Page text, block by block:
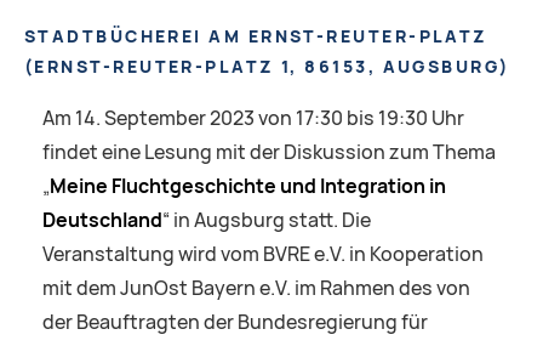
STADTBÜCHEREI AM ERNST-REUTER-PLATZ
(ERNST-REUTER-PLATZ 1, 86153, AUGSBURG)
Am 14. September 2023 von 17:30 bis 19:30 Uhr
findet eine Lesung mit der Diskussion zum Thema
„Meine Fluchtgeschichte und Integration in
Deutschland“ in Augsburg statt. Die
Veranstaltung wird vom BVRE e.V. in Kooperation
mit dem JunOst Bayern e.V. im Rahmen des von
der Beauftragten der Bundesregierung für